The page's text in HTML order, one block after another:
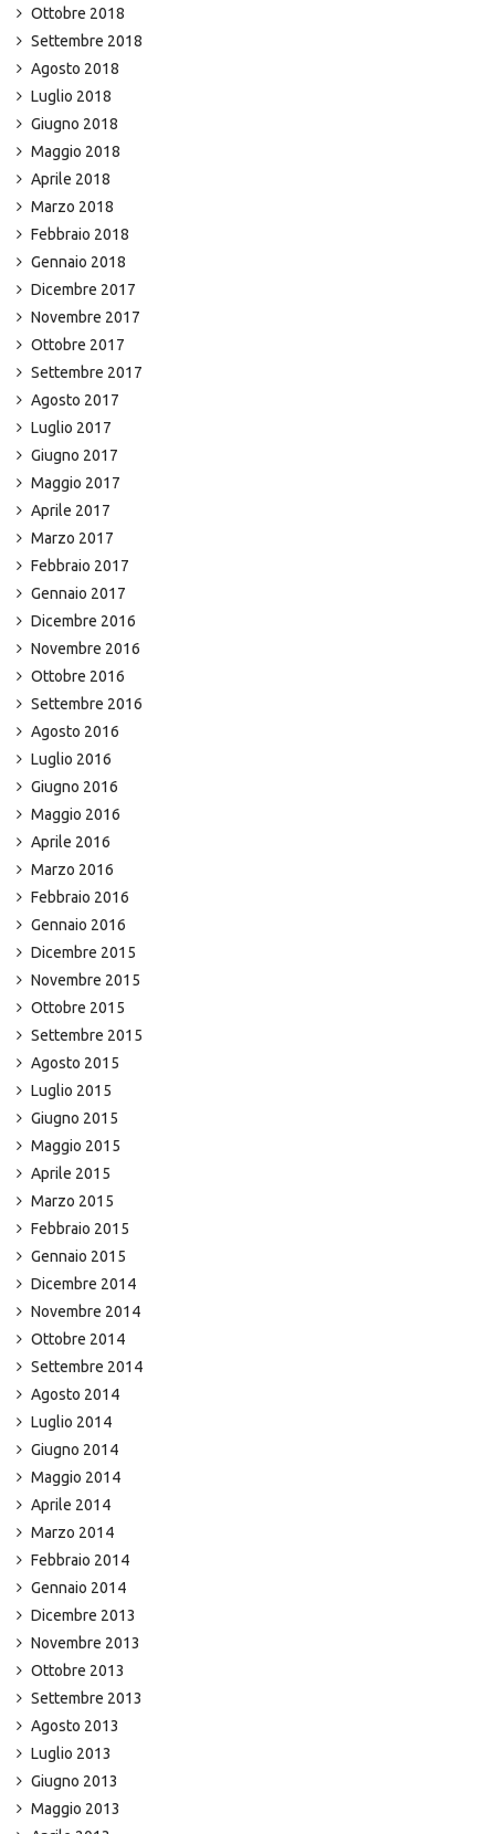
Ottobre 2018
Settembre 2018
Agosto 2018
Luglio 2018
Giugno 2018
Maggio 2018
Aprile 2018
Marzo 2018
Febbraio 2018
Gennaio 2018
Dicembre 2017
Novembre 2017
Ottobre 2017
Settembre 2017
Agosto 2017
Luglio 2017
Giugno 2017
Maggio 2017
Aprile 2017
Marzo 2017
Febbraio 2017
Gennaio 2017
Dicembre 2016
Novembre 2016
Ottobre 2016
Settembre 2016
Agosto 2016
Luglio 2016
Giugno 2016
Maggio 2016
Aprile 2016
Marzo 2016
Febbraio 2016
Gennaio 2016
Dicembre 2015
Novembre 2015
Ottobre 2015
Settembre 2015
Agosto 2015
Luglio 2015
Giugno 2015
Maggio 2015
Aprile 2015
Marzo 2015
Febbraio 2015
Gennaio 2015
Dicembre 2014
Novembre 2014
Ottobre 2014
Settembre 2014
Agosto 2014
Luglio 2014
Giugno 2014
Maggio 2014
Aprile 2014
Marzo 2014
Febbraio 2014
Gennaio 2014
Dicembre 2013
Novembre 2013
Ottobre 2013
Settembre 2013
Agosto 2013
Luglio 2013
Giugno 2013
Maggio 2013